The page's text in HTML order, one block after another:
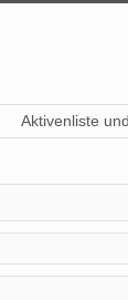
Aktivenliste